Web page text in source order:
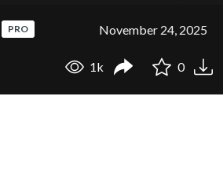
PRO November 24, 2025
1k 0